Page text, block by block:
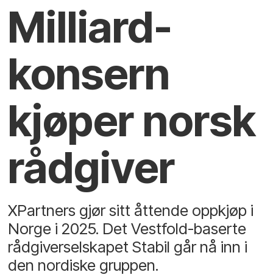
Milliard­
konsern
kjøper norsk
rådgiver
XPartners gjør sitt åttende oppkjøp i
Norge i 2025. Det Vestfold-baserte
rådgiverselskapet Stabil går nå inn i
den nordiske gruppen.